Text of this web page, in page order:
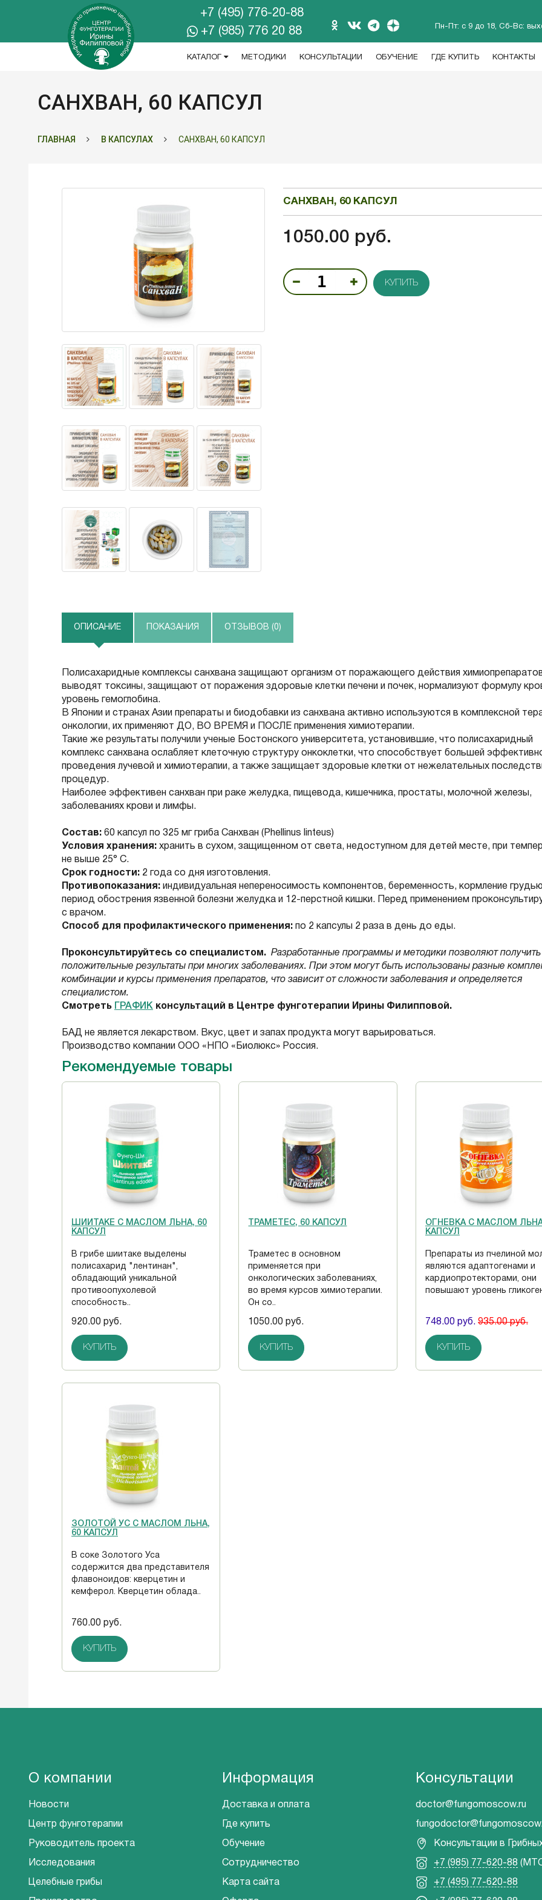
+7 (495) 776-20-88
+7 (985) 776 20 88
Пн-Пт: с 9 до 18, Сб-Вс:
КАТАЛОГ МЕТОДИКИ КОНСУЛЬТАЦИИ ОБУЧЕНИЕ ГДЕ КУПИТЬ КОНТАКТЫ
САНХВАН, 60 КАПСУЛ
ГЛАВНАЯ В КАПСУЛАХ САНХВАН, 60 КАПСУЛ
САНХВАН, 60 КАПСУЛ
1050.00 руб.
КУПИТЬ
ОПИСАНИЕ ПОКАЗАНИЯ ОТЗЫВОВ (0)
Полисахаридные комплексы санхвана защищают организм от поражающего действия
выводят токсины, защищают от поражения здоровые клетки печени и почек, нормализуют формулу
уровень гемоглобина.
В Японии и странах Азии препараты и биодобавки из санхвана активно используются в комплексной
онкологии, их применяют ДО, ВО ВРЕМЯ и ПОСЛЕ применения химиотерапии.
Такие же результаты получили ученые Бостонского университета, установившие, что полисахаридный
комплекс санхвана ослабляет клеточную структуру онкоклетки, что способствует большей
проведения лучевой и химиотерапии, а также защищает здоровые клетки от нежелательных
процедур.
Наиболее эффективен санхван при раке желудка, пищевода, кишечника, простаты, молочной железы,
заболеваниях крови и лимфы.
Состав: 60 капсул по 325 мг гриба Санхван (Phellinus linteus)
Условия хранения: хранить в сухом, защищенном от света, недоступном для детей месте, при
не выше 25° С.
Срок годности: 2 года со дня изготовления.
Противопоказания: индивидуальная непереносимость компонентов, беременность, кормление
период обострения язвенной болезни желудка и 12-перстной кишки. Перед применением
с врачом.
Способ для профилактического применения: по 2 капсулы 2 раза в день до еды.
Проконсультируйтесь со специалистом. Разработанные программы и методики позволяют получить
положительные результаты при многих заболеваниях. При этом могут быть использованы разные
комбинации и курсы применения препаратов, что зависит от сложности заболевания и определяется
специалистом.
Смотреть
ГРАФИК консультаций в Центре фунготерапии Ирины Филипповой.
БАД не является лекарством. Вкус, цвет и запах продукта могут варьироваться.
Производство компании ООО «НПО «Биолюкс» Россия.
Рекомендуемые товары
ШИИТАКЕ С МАСЛОМ ЛЬНА, 60
КАПСУЛ
В грибе шиитаке выделены
полисахарид "лентинан",
обладающий уникальной
противоопухолевой
способность..
920.00 руб.
КУПИТЬ
ТРАМЕТЕС, 60 КАПСУЛ
Траметес в основном
применяется при
онкологических заболеваниях,
во время курсов химиотерапии.
Он со..
1050.00 руб.
КУПИТЬ
ОГНЕВКА С МАСЛОМ
КАПСУЛ
Препараты из пчелиной
являются адаптогенами и
кардиопротекторами, они
повышают уровень
748.00 руб. 935.00 руб.
КУПИТЬ
ЗОЛОТОЙ УС С МАСЛОМ ЛЬНА,
60 КАПСУЛ
В соке Золотого Уса
содержится два представителя
флавоноидов: кверцетин и
кемферол. Кверцетин облада..
760.00 руб.
КУПИТЬ
О компании
Новости
Центр фунготерапии
Руководитель проекта
Исследования
Целебные грибы
Информация
Доставка и оплата
Где купить
Обучение
Сотрудничество
Карта сайта
Консультации
doctor@fungomoscow.ru
Консультации в
+7 (985) 77-620-88
+7 (495) 77-620-88